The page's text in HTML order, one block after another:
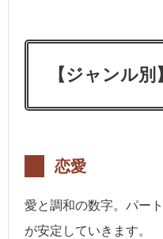
【ジャンル
恋愛
愛と調和の数字。パー
が安定していきます。